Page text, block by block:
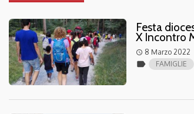
Festa
X Incontro
access_time 8 Marzo 2022
label FAMIGLIE